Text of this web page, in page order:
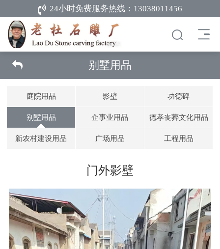
24小时免费服务热线： 13038011456
别墅用品
庭院用品 影壁 功德碑
别墅用品 企事业用品 德孝丧葬文化用品
新农村建设用品 广场用品 工程用品
门外影壁